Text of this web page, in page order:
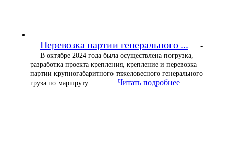
Перевозка партии генерального ... -
В октябре 2024 года была осуществлена погрузка,
разработка проекта крепления, крепление и перевозка
партии крупногабаритного тяжеловесного генерального
груза по маршруту…
Читать подробнее